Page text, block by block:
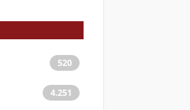
520
4.251